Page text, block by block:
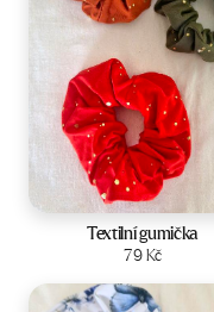
Textilní gumička
79Kč
Zobrazit produkt